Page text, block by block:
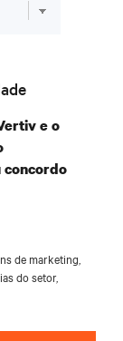
e o
concordo
de marketing,
do setor,